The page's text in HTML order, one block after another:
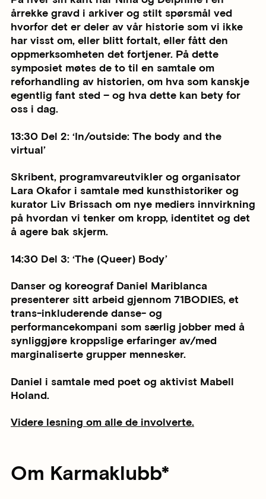
årrekke gravd i arkiver og stilt spørsmål ved
hvorfor det er deler av vår historie som vi ikke
har visst om, eller blitt fortalt, eller fått den
oppmerksomheten det fortjener. På dette
symposiet møtes de to til en samtale om
reforhandling av historien, om hva som kanskje
egentlig fant sted – og hva dette kan bety for
oss i dag.
13:30 Del 2: ‘In/outside: The body and the
virtual’
Skribent, programvareutvikler og organisator
Lara Okafor i samtale med kunsthistoriker og
kurator Liv Brissach om nye mediers innvirkning
på hvordan vi tenker om kropp, identitet og det
å agere bak skjerm.
14:30 Del 3: ‘The (Queer) Body’
Danser og koreograf Daniel Mariblanca
presenterer sitt arbeid gjennom 71BODIES, et
trans-inkluderende danse- og
performancekompani som særlig jobber med å
synliggjøre kroppslige erfaringer av/med
marginaliserte grupper mennesker.
Daniel i samtale med poet og aktivist Mabell
Holand.
Videre lesning om alle de involverte.
Om Karmaklubb*